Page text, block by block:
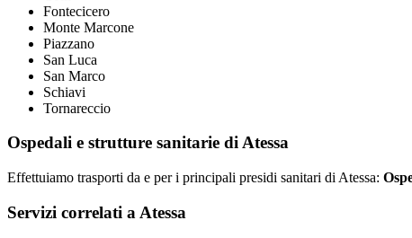
Fontecicero
Monte Marcone
Piazzano
San Luca
San Marco
Schiavi
Tornareccio
Ospedali e strutture sanitarie di Atessa
Effettuiamo trasporti da e per i principali presidi sanitari di Atessa:
Servizi correlati a Atessa